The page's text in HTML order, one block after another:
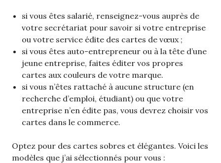
si vous êtes salarié, renseignez-vous auprès de
votre secrétariat pour savoir si votre entreprise
ou votre service édite des cartes de vœux ;
si vous êtes auto-entrepreneur ou à la tête d’une
jeune entreprise, faites éditer vos propres
cartes aux couleurs de votre marque.
si vous n’êtes rattaché à aucune structure (en
recherche d’emploi, étudiant) ou que votre
entreprise n’en édite pas, vous devrez choisir vos
cartes dans le commerce.
Optez pour des cartes sobres et élégantes. Voici les
modèles que j’ai sélectionnés pour vous :